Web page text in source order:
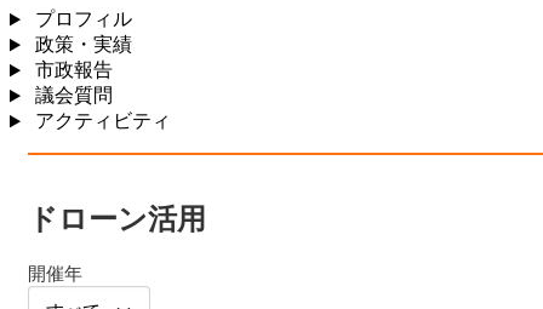
プロフィル
政策・実績
市政報告
議会質問
アクティビティ
ドローン活用
開催年